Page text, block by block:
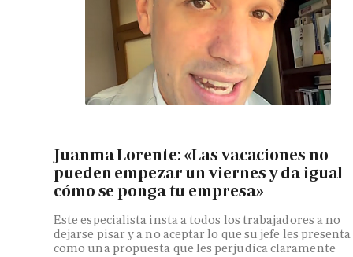
Juanma Lorente: «Las vacaciones no
pueden empezar un viernes y da igual
cómo se ponga tu empresa»
Este especialista insta a todos los trabajadores a no
dejarse pisar y a no aceptar lo que su jefe les presenta
como una propuesta que les perjudica claramente